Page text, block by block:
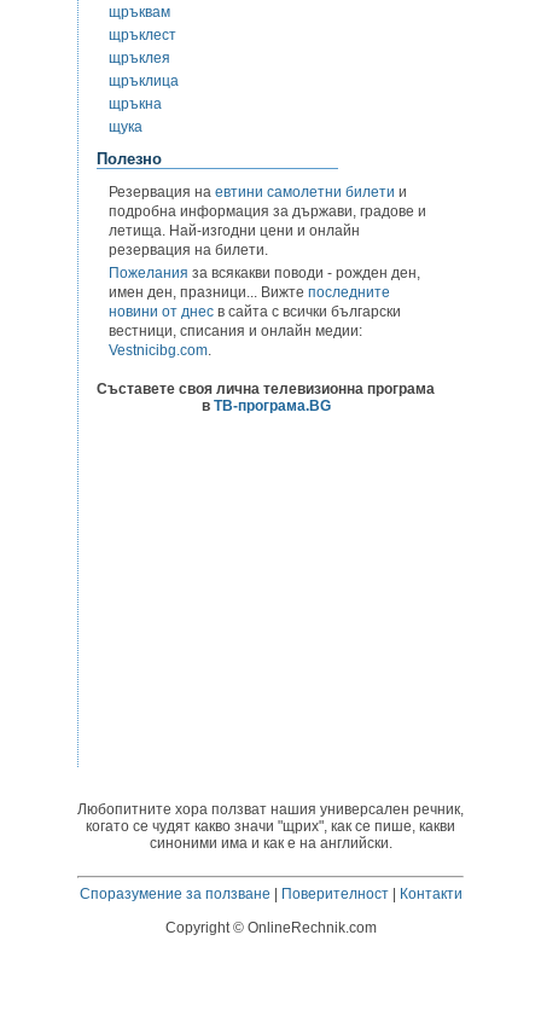
щръквам
щръклест
щръклея
щръклица
щръкна
щука
Полезно
Резервация на евтини самолетни билети и
подробна информация за държави, градове и
летища. Най-изгодни цени и онлайн
резервация на билети.
Пожелания за всякакви поводи - рожден ден,
имен ден, празници... Вижте последните
новини от днес в сайта с всички български
вестници, списания и онлайн медии:
Vestnicibg.com.
Съставете своя лична телевизионна програма
в ТВ-програма.BG
Любопитните хора ползват нашия универсален речник,
когато се чудят какво значи "щрих", как се пише, какви
синоними има и как е на английски.
Споразумение за ползване | Поверителност| Контакти
Copyright © OnlineRechnik.com